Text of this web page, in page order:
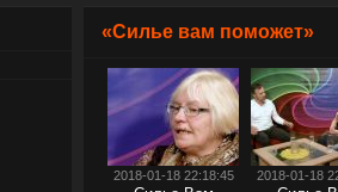
«Силье вам поможет»
2018-01-18 22:18:45 2018-01-18